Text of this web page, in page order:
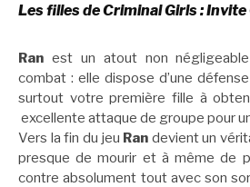
Les filles de Criminal Girls : Invite
Ran est un atout non
combat : elle dispose d’une
surtout votre première fille à
excellente attaque de groupe pour
Vers la fin du jeu Ran devient un
presque de mourir et à même de
contre absolument tout avec son